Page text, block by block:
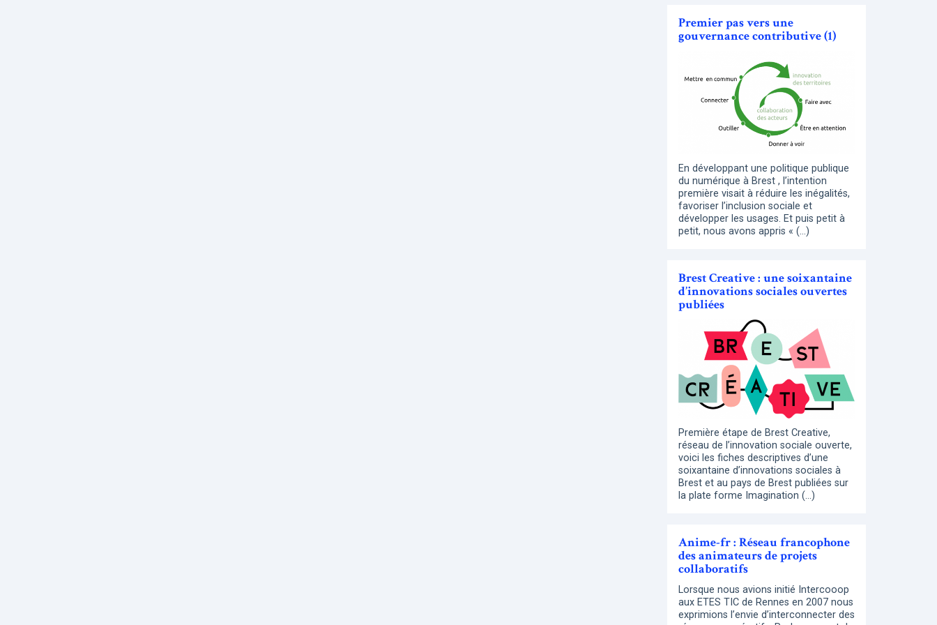
Premier pas vers une
gouvernance contributive (1)
En développant une politique publique
du numérique à Brest , l’intention
première visait à réduire les inégalités,
favoriser l’inclusion sociale et
développer les usages. Et puis petit à
petit, nous avons appris « (…)
Brest Creative : une soixantaine
d’innovations sociales ouvertes
publiées
Première étape de Brest Creative,
réseau de l’innovation sociale ouverte,
voici les fiches descriptives d’une
soixantaine d’innovations sociales à
Brest et au pays de Brest publiées sur
la plate forme Imagination (…)
Anime-fr : Réseau francophone
des animateurs de projets
collaboratifs
Lorsque nous avions initié Intercooop
aux ETES TIC de Rennes en 2007 nous
exprimions l’envie d’interconnecter des